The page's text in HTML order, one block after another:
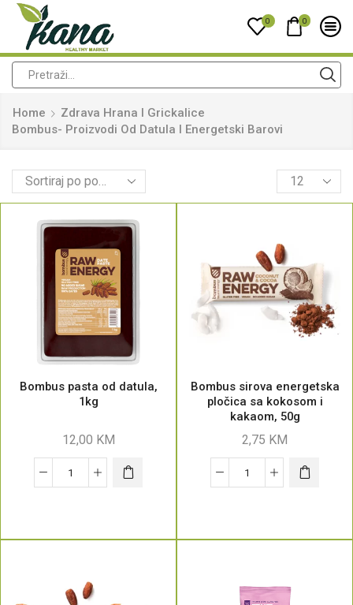
0 0
Home
Zdrava Hrana I Grickalice
Bombus- Proizvodi Od Datula I Energetski Barovi
Bombus pasta od datula,
1kg
12,00 KM
Bombus sirova energetska
pločica sa kokosom i
kakaom, 50g
2,75 KM